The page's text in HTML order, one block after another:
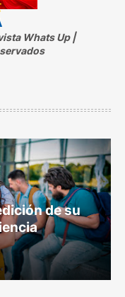
Whats Up |
de su